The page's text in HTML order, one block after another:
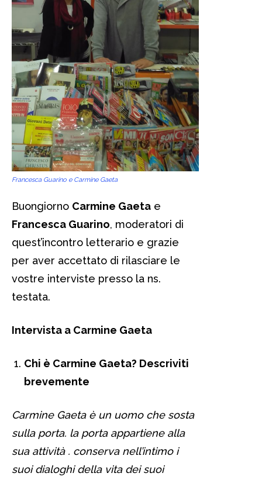
Francesca Guarino e Carmine Gaeta
Buongiorno Carmine Gaeta e
Francesca Guarino, moderatori di
quest’incontro letterario e grazie
per aver accettato di rilasciare le
vostre interviste presso la ns.
testata.
Intervista a Carmine Gaeta
Chi è Carmine Gaeta? Descriviti
brevemente
Carmine Gaeta è un uomo che sosta
sulla porta. la porta appartiene alla
sua attività . conserva nell’intimo i
suoi dialoghi della vita dei suoi